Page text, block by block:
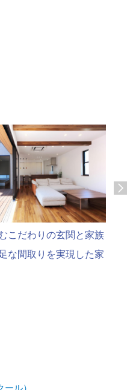
こだわりの玄関と家族
な間取りを実現した家
ール）